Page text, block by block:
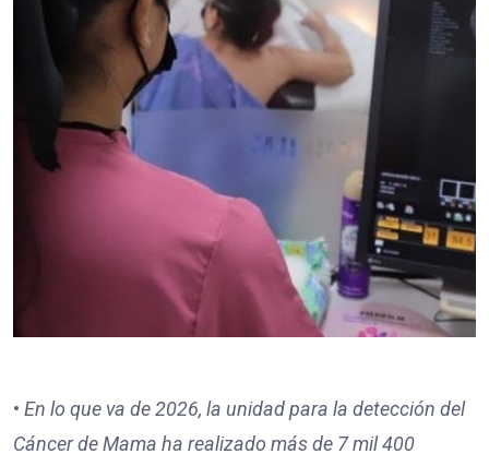
•⁠ ⁠En lo que va de 2026, la unidad para la detección del
Cáncer de Mama ha realizado más de 7 mil 400